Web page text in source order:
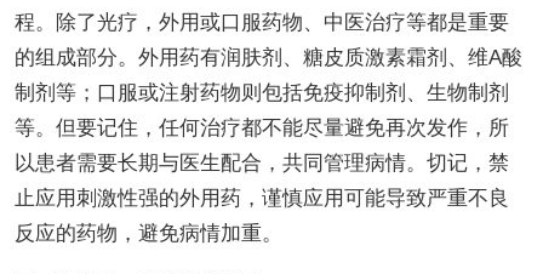
程。除了光疗，外用或口服药物、中医治疗等都是重要
的组成部分。外用药有润肤剂、糖皮质激素霜剂、维A酸
制剂等；口服或注射药物则包括免疫抑制剂、生物制剂
等。但要记住，任何治疗都不能尽量避免再次发作，所
以患者需要长期与医生配合，共同管理病情。切记，禁
止应用刺激性强的外用药，谨慎应用可能导致严重不良
反应的药物，避免病情加重。